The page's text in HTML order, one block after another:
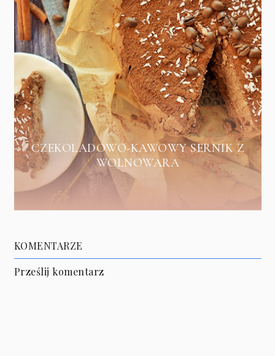
CZEKOLADOWO-KAWOWY SERNIK Z
WOLNOWARA
KOMENTARZE
Prześlij komentarz